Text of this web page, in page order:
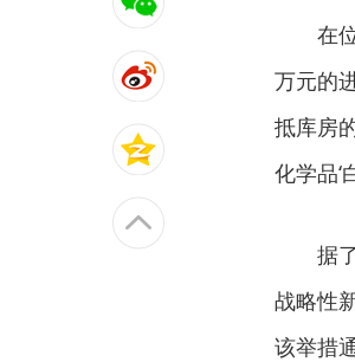
在
万元的
抵库房
化学品‘
据
战略性
该举措